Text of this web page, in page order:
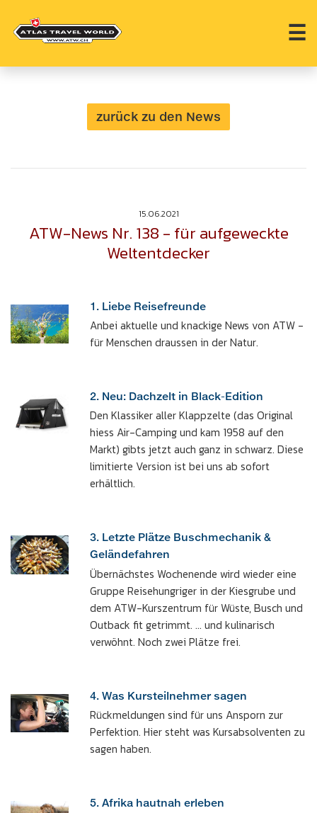
☰
zurück zu den News
15.06.2021
ATW-News Nr. 138 - für aufgeweckte
Weltentdecker
1. Liebe Reisefreunde
Anbei aktuelle und knackige News von ATW -
für Menschen draussen in der Natur.
2. Neu: Dachzelt in Black-Edition
Den Klassiker aller Klappzelte (das Original
hiess Air-Camping und kam 1958 auf den
Markt) gibts jetzt auch ganz in schwarz. Diese
limitierte Version ist bei uns ab sofort
erhältlich.
3. Letzte Plätze Buschmechanik &
Geländefahren
Übernächstes Wochenende wird wieder eine
Gruppe Reisehungriger in der Kiesgrube und
dem ATW-Kurszentrum für Wüste, Busch und
Outback fit getrimmt. ... und kulinarisch
verwöhnt. Noch zwei Plätze frei.
4. Was Kursteilnehmer sagen
Rückmeldungen sind für uns Ansporn zur
Perfektion. Hier steht was Kursabsolventen zu
sagen haben.
5. Afrika hautnah erleben